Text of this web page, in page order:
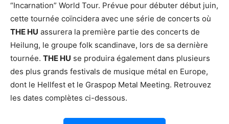
“Incarnation” World Tour. Prévue pour débuter début juin,
cette tournée coïncidera avec une série de concerts où
THE HU assurera la première partie des concerts de
Heilung, le groupe folk scandinave, lors de sa dernière
tournée. THE HU se produira également dans plusieurs
des plus grands festivals de musique métal en Europe,
dont le Hellfest et le Graspop Metal Meeting. Retrouvez
les dates complètes ci-dessous.